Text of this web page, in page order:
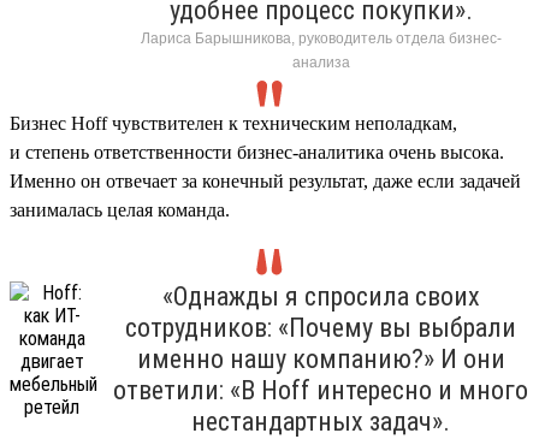
удобнее процесс покупки».
Лариса Барышникова, руководитель отдела бизнес-
анализа
Бизнес Hoff чувствителен к техническим неполадкам,
и степень ответственности бизнес-аналитика очень высока.
Именно он отвечает за конечный результат, даже если задачей
занималась целая команда.
«Однажды я спросила своих
сотрудников: «Почему вы выбрали
именно нашу компанию?» И они
ответили: «В Hoff интересно и много
нестандартных задач».